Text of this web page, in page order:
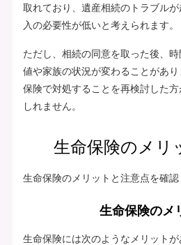
取れており、遺産相続のトラブル
入の必要性が低いと考えられます。
ただし、相続の同意を取った後、
値や家族の状況が変わることがあ
保険で対処することを再検討した
しれません。
生命保険のメリ
生命保険のメリットと注意点を確認
生命保険のメ
生命保険には次のようなメリットが